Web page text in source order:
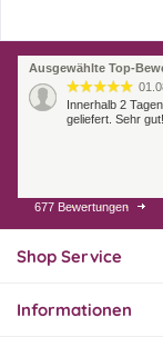
Ausgewählte Top-
Innerhalb 2
geliefert. Sehr gut!
Super schnelle
hervorragend.
677 Bewertungen
Shop Service
Informationen